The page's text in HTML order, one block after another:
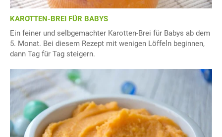
KAROTTEN-BREI FÜR BABYS
Ein feiner und selbgemachter Karotten-Brei für Babys ab dem
5. Monat. Bei diesem Rezept mit wenigen Löffeln beginnen,
dann Tag für Tag steigern.